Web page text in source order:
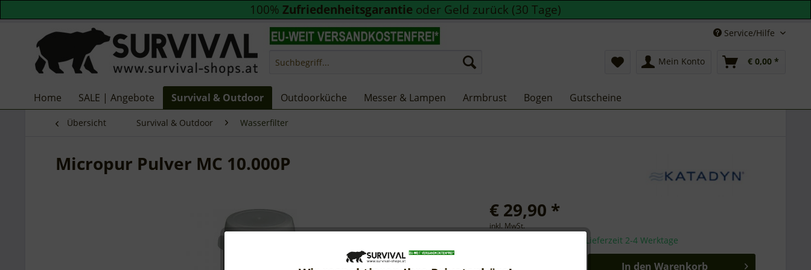
100% Zufriedenheitsgarantie oder Geld zurück (30 Tage)
Service/Hilfe
Mein Konto € 0,00 *
Home SALE | Angebote Survival & Outdoor Outdoorküche Messer & Lampen Armbrust Bogen Gutscheine
Übersicht Survival & Outdoor Wasserfilter
Micropur Pulver MC 10.000P
€ 29,90 *
inkl. MwSt.
Sofort versandfertig, Lieferzeit 2-4 Werktage
In den Warenkorb